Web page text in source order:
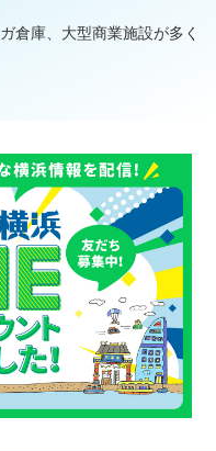
倉庫、大型商業施設が多く